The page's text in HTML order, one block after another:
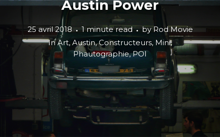
Austin Power
25 avril 2018 1 minute read byRod Movie
InArt, Austin,Constructeurs, Mini,
Phautographie,POI